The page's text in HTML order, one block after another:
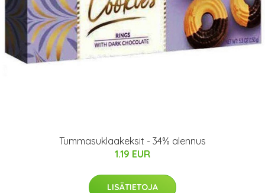
Tummasuklaakeksit - 34% alennus
1.19 EUR
LISÄTIETOJA